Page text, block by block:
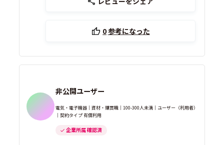
0参考になった
非公開ユーザー
電気・電子機器｜資材・購買職｜100-300人未満｜ユーザー（利用者）
｜契約タイプ 有償利用
企業所属 確認済